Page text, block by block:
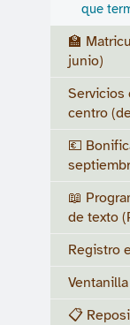
que
🏫
junio)
Servicios
centro
💶
📖
de texto
Registro
📋